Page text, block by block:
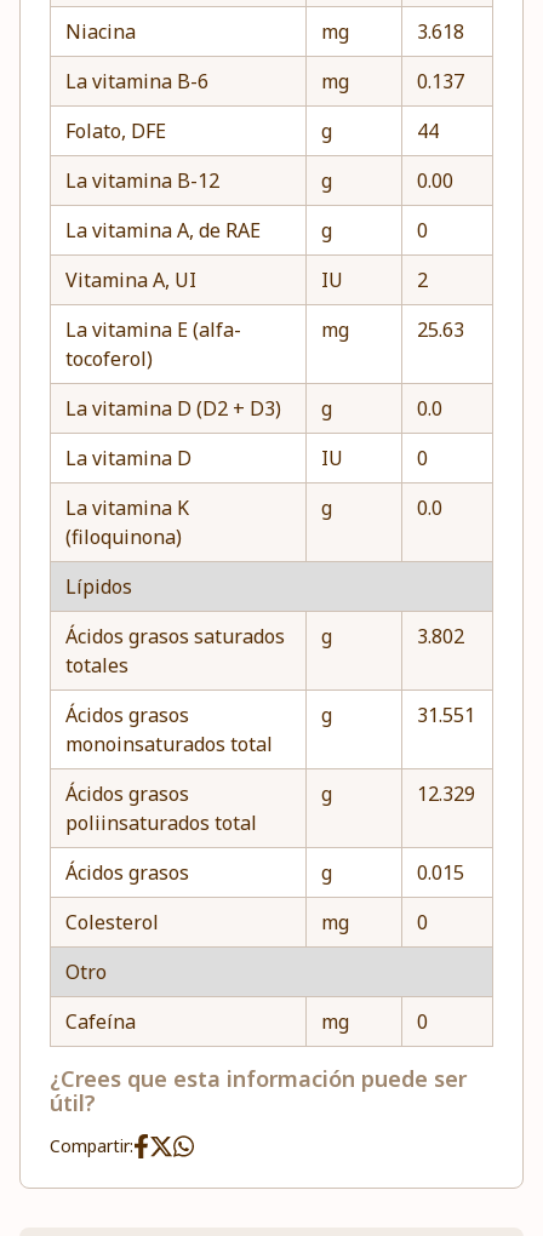
Niacina mg
3.618
La vitamina B-6
mg
0.137
Folato, DFE
g
44
La vitamina B-12
g
0.00
La vitamina A, de RAE
g
0
Vitamina A, UI
IU
2
La vitamina E (alfa-
tocoferol)
mg 25.63
La vitamina D (D2 + D3) g
0.0
La vitamina D
IU
0
La vitamina K
(filoquinona)
g 0.0
Lípidos
Ácidos grasos saturados
totales
g 3.802
Ácidos grasos
monoinsaturados total
g 31.551
Ácidos grasos
poliinsaturados total
g 12.329
Ácidos grasos g
0.015
Colesterol
mg
0
Otro
Cafeína
mg 0
¿Crees que esta información puede ser
útil?
Compartir: